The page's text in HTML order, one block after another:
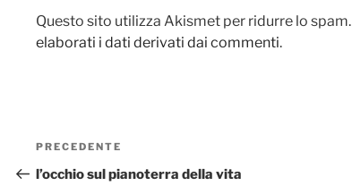
Questo sito utilizza Akismet per ridurre lo spam.
elaborati i dati derivati dai commenti.
Navigazione
articoli
Articolo
precedente:
PRECEDENTE
l’occhio sul pianoterra della vita